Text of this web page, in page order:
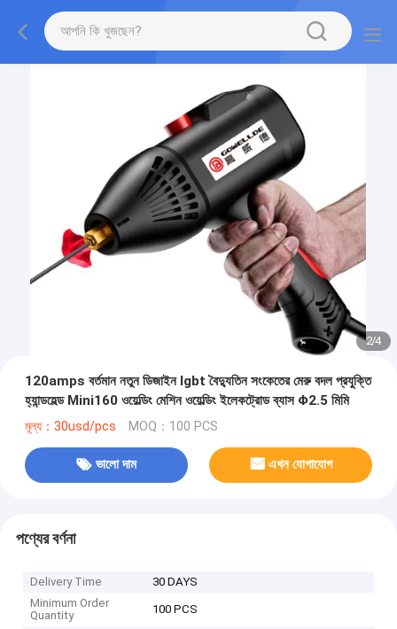
2/4
120amps বর্তমান নতুন ডিজাইন Igbt বৈদ্যুতিন সংকেতের মেরু বদল প্রযুক্তি
হ্যান্ডহেল্ড Mini160 ওয়েল্ডিং মেশিন ওয়েল্ডিং ইলেকট্রোড ব্যাস Φ2.5 মিমি
মূল্য：30usd/pcs MOQ：100 PCS
ভালো দাম এখন যোগাযোগ
পণ্যের বর্ণনা
Delivery Time
30 DAYS
Minimum Order
Quantity
100 PCS